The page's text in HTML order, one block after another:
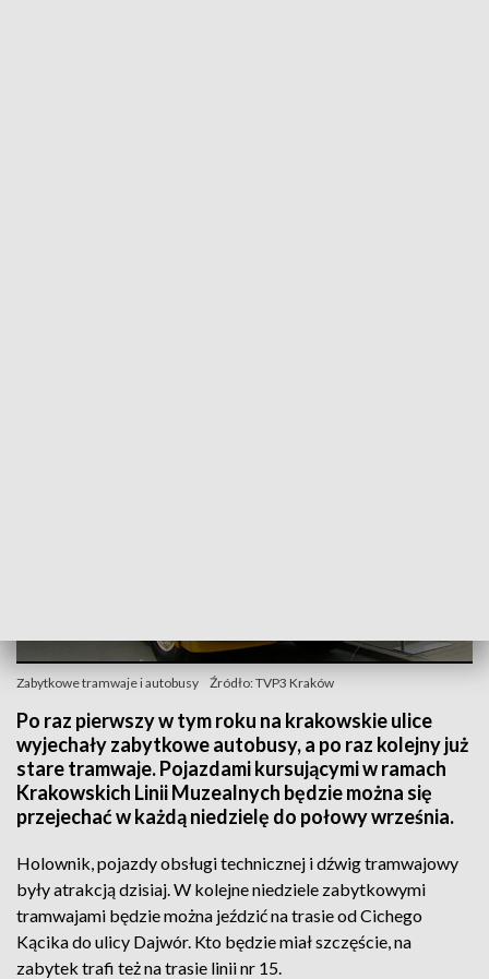
Zabytkowe tramwaje i autobusy Źródło: TVP3 Kraków
Po raz pierwszy w tym roku na krakowskie ulice
wyjechały zabytkowe autobusy, a po raz kolejny już
stare tramwaje. Pojazdami kursującymi w ramach
Krakowskich Linii Muzealnych będzie można się
przejechać w każdą niedzielę do połowy września.
Holownik, pojazdy obsługi technicznej i dźwig tramwajowy
były atrakcją dzisiaj. W kolejne niedziele zabytkowymi
tramwajami będzie można jeździć na trasie od Cichego
Kącika do ulicy Dajwór. Kto będzie miał szczęście, na
zabytek trafi też na trasie linii nr 15.